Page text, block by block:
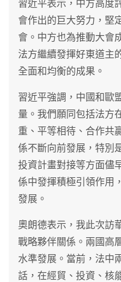
習近平表示，中方高度
會作出的巨大努力，堅
會。中方也為推動大會
法方繼續發揮好東道主
全面和均衡的成果。
習近平強調，中國和歐
量。我們願同包括法方
重、平等相待、合作共
係不斷向前發展，特別
投資計畫對接等方面儘
係中發揮積極引領作用
發展。
奧朗德表示，我此次訪
戰略夥伴關係。兩國高
水準發展。當前，法中
話，在經貿、投資、核